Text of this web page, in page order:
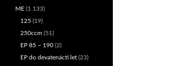
ME (1 133)
125 (19)
250ccm (51)
EP 85 – 190 (2)
EP do devatenácti let (23)